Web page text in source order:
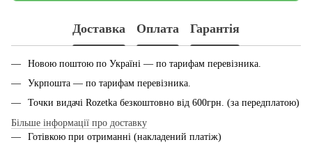
Доставка Оплата Гарантія
Новою поштою по Україні — по тарифам перевiзника.
Укрпошта — по тарифам перевiзника.
Точки видачі Rozetka безкоштовно від 600грн. (за передплатою)
Більше інформації про доставку
Готівкою при отриманні (накладений платіж)